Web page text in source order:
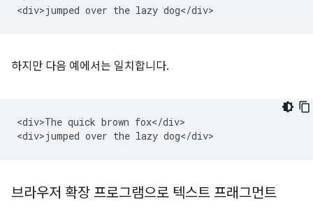
하지만 다음 예에서는 일치합니다.
<div>The quick brown fox</div>
브라우저 확장 프로그램으로 텍스트 프래그먼트